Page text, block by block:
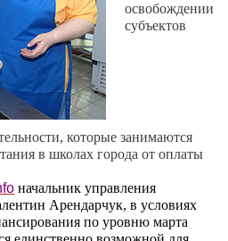
освобождении
субъектов
которые занимаются
в школах города от оплаты
начальник управления
Арендарчук, в условиях
по уровню марта